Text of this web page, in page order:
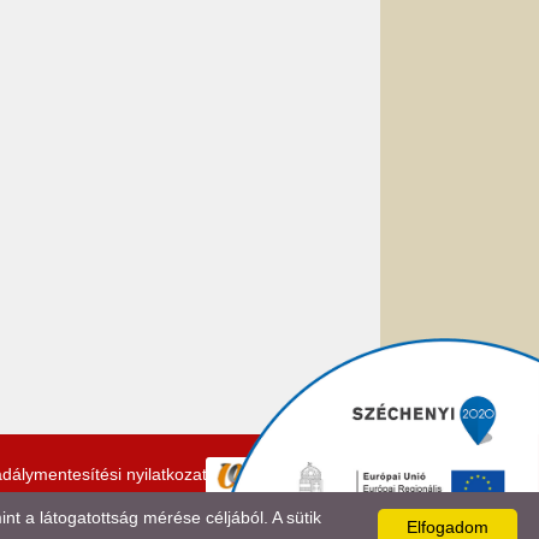
nyilatkozat
Elfogadom
a látogatottság mérése céljából. A sütik